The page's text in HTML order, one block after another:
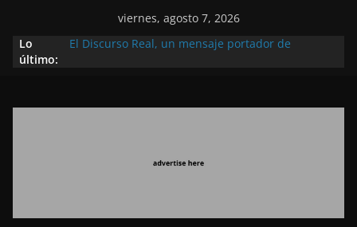
viernes, agosto 7, 2026
Lo
último:
El Discurso Real, un mensaje portador de
Extranjero: al servicio de los grandes proyectos de
Marruecos gracias a una visión estratégica